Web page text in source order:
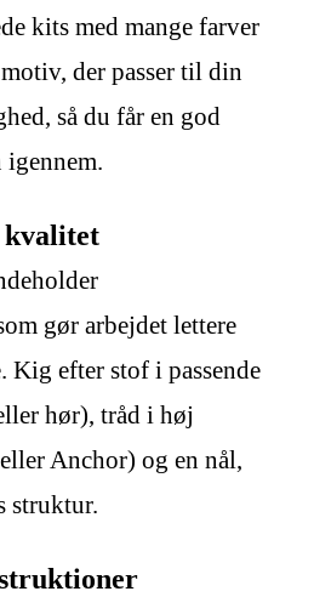
kits med mange farver
der passer til din
så du får en god
igennem.
kvalitet
gør arbejdet lettere
Kig efter stof i passende
hør), tråd i høj
Anchor) og en nål,
struktur.